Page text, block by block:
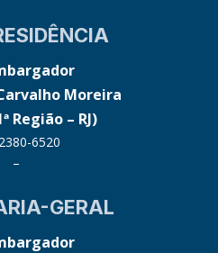
Moreira
Região – RJ)
6520
–
GERAL